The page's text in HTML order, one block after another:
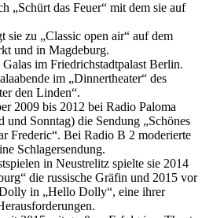
„Schürt das Feuer“ mit dem sie auf
sie zu „Classic open air“ auf dem
und in Magdeburg.
im Friedrichstadtpalast Berlin.
im „Dinnertheater“ des
den Linden“.
2009 bis 2012 bei Radio Paloma
und Sonntag) die Sendung „Schönes
Frederic“. Bei Radio B 2 moderierte
Schlagersendung.
in Neustrelitz spielte sie 2014
die russische Gräfin und 2015 vor
in „Hello Dolly“, eine ihrer